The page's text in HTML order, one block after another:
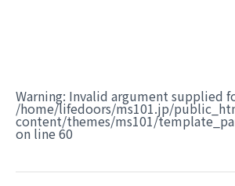
Warning: Invalid argument supplied
/home/lifedoors/ms101.jp/
content/themes/ms101/
on line 60